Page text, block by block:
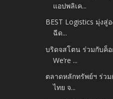
แอปพลิเค...
BEST Logistics มุ่งสู่
ฉีด...
บริดจสโตน ร่วมกับค็
We’re ...
ตลาดหลักทรัพย์ฯ ร่ว
ไทย จ...